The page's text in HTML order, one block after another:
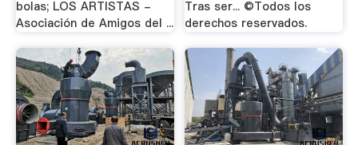
bolas; LOS ARTISTAS -
Asociación de Amigos del ...
Tras ser... ©Todos los
derechos reservados.